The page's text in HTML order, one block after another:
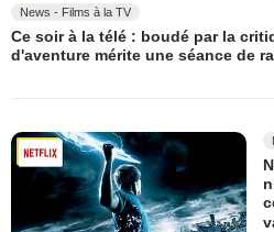
News - Films à la TV
Ce soir à la télé : boudé par la
d'aventure mérite une séance de